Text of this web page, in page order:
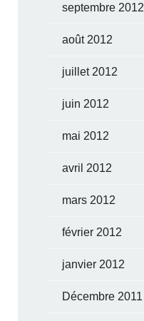
septembre 2012
août 2012
juillet 2012
juin 2012
mai 2012
avril 2012
mars 2012
février 2012
janvier 2012
Décembre 2011